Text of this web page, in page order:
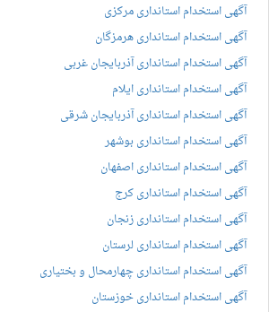
آگهی استخدام استانداری مرکزی
آگهی استخدام استانداری هرمزگان
آگهی استخدام استانداری آذربایجان غربی
آگهی استخدام استانداری ایلام
آگهی استخدام استانداری آذربایجان شرقی
آگهی استخدام استانداری بوشهر
آگهی استخدام استانداری اصفهان
آگهی استخدام استانداری کرج
آگهی استخدام استانداری زنجان
آگهی استخدام استانداری لرستان
آگهی استخدام استانداری چهارمحال و بختیاری
آگهی استخدام استانداری خوزستان